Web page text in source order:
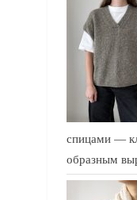
спицами —
образным